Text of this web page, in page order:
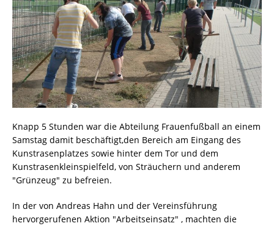
Knapp 5 Stunden war die Abteilung Frauenfußball an einem
Samstag damit beschäftigt,den Bereich am Eingang des
Kunstrasenplatzes sowie hinter dem Tor und dem
Kunstrasenkleinspielfeld, von Sträuchern und anderem
"Grünzeug" zu befreien.
In der von Andreas Hahn und der Vereinsführung
hervorgerufenen Aktion "Arbeitseinsatz" , machten die